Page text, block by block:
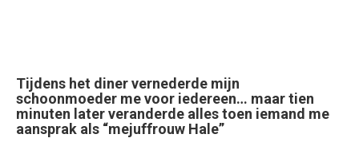
Tijdens het diner vernederde mijn
schoonmoeder me voor iedereen… maar tien
minuten later veranderde alles toen iemand me
aansprak als “mejuffrouw Hale”